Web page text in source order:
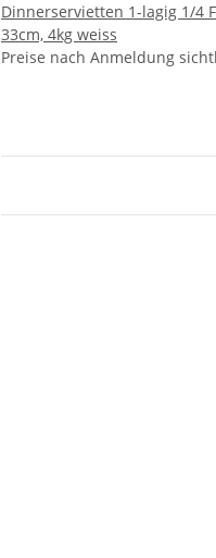
Dinnerservietten 1-lagig 1/4
33cm, 4kg weiss
Preise nach Anmeldung